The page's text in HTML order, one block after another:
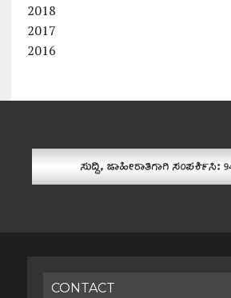
2018
2017
2016
CONTACT